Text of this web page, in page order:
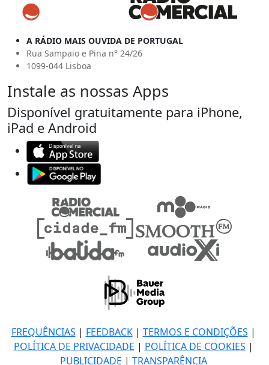
A RÁDIO MAIS OUVIDA DE PORTUGAL
Rua Sampaio e Pina n° 24/26
1099-044 Lisboa
Instale as nossas Apps
Disponível gratuitamente para iPhone,
iPad e Android
FREQUÊNCIAS | FEEDBACK| TERMOS E CONDIÇÕES |
POLÍTICA DE PRIVACIDADE | POLÍTICA DE COOKIES |
PUBLICIDADE | TRANSPARÊNCIA